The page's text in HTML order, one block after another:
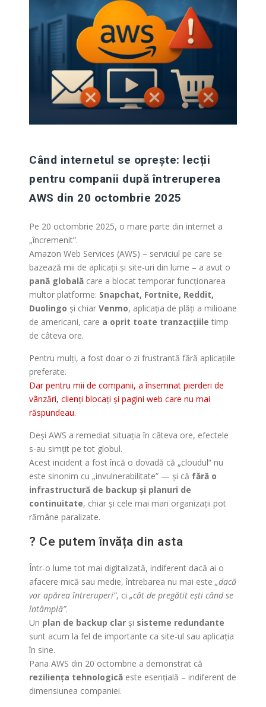
Când internetul se oprește: lecții
pentru companii după întreruperea
AWS din 20 octombrie 2025
Pe 20 octombrie 2025, o mare parte din internet a
„încremenit”.
Amazon Web Services (AWS) – serviciul pe care se
bazează mii de aplicații și site-uri din lume – a avut o
pană globală care a blocat temporar funcționarea
multor platforme: Snapchat, Fortnite, Reddit,
Duolingo și chiar Venmo, aplicația de plăți a milioane
de americani, care a oprit toate tranzacțiile timp
de câteva ore.
Pentru mulți, a fost doar o zi frustrantă fără aplicațiile
preferate.
Dar pentru mii de companii, a însemnat pierderi de
vânzări, clienți blocați și pagini web care nu mai
răspundeau.
Deși AWS a remediat situația în câteva ore, efectele
s-au simțit pe tot globul.
Acest incident a fost încă o dovadă că „cloudul” nu
este sinonim cu „invulnerabilitate” — și că fără o
infrastructură de backup și planuri de
continuitate, chiar și cele mai mari organizații pot
rămâne paralizate.
? Ce putem învăța din asta
Într-o lume tot mai digitalizată, indiferent dacă ai o
afacere mică sau medie, întrebarea nu mai este „dacă
vor apărea întreruperi”, ci „cât de pregătit ești când se
întâmplă”.
Un plan de backup clar și sisteme redundante
sunt acum la fel de importante ca site-ul sau aplicația
în sine.
Pana AWS din 20 octombrie a demonstrat că
reziliența tehnologică este esențială – indiferent de
dimensiunea companiei.